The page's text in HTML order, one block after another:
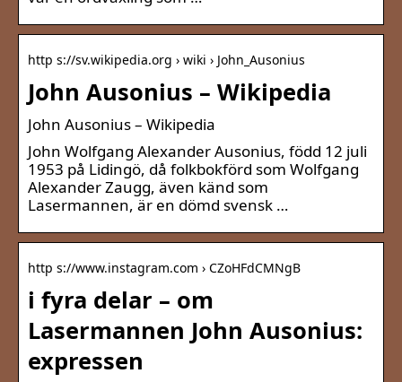
http s://sv.wikipedia.org › wiki › John_Ausonius
John Ausonius – Wikipedia
John Ausonius – Wikipedia
John Wolfgang Alexander Ausonius, född 12 juli
1953 på Lidingö, då folkbokförd som Wolfgang
Alexander Zaugg, även känd som
Lasermannen, är en dömd svensk …
http s://www.instagram.com › CZoHFdCMNgB
i fyra delar – om
Lasermannen John Ausonius:
expressen